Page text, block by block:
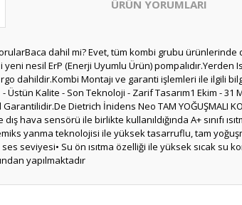
ÜRÜN YORUMLARI
dahil mi? Evet, tüm kombi grubu
nesil ErP (Enerji Uyumlu Ürün) pompalıdır.Yerden
dahildir.Kombi Montajı ve garanti işlemleri ile ilgili
- Üstün Kalite - Son Teknoloji - Zarif Tasarım1 Ekim -
Garantilidir.De Dietrich İnidens Neo TAM
hava sensörü ile birlikte kullanıldığında A+ sınıfı
yanma teknolojisi ile yüksek tasarruflu, tam
seviyesi• Su ön ısıtma özelliği ile yüksek sıcak
yapılmaktadır